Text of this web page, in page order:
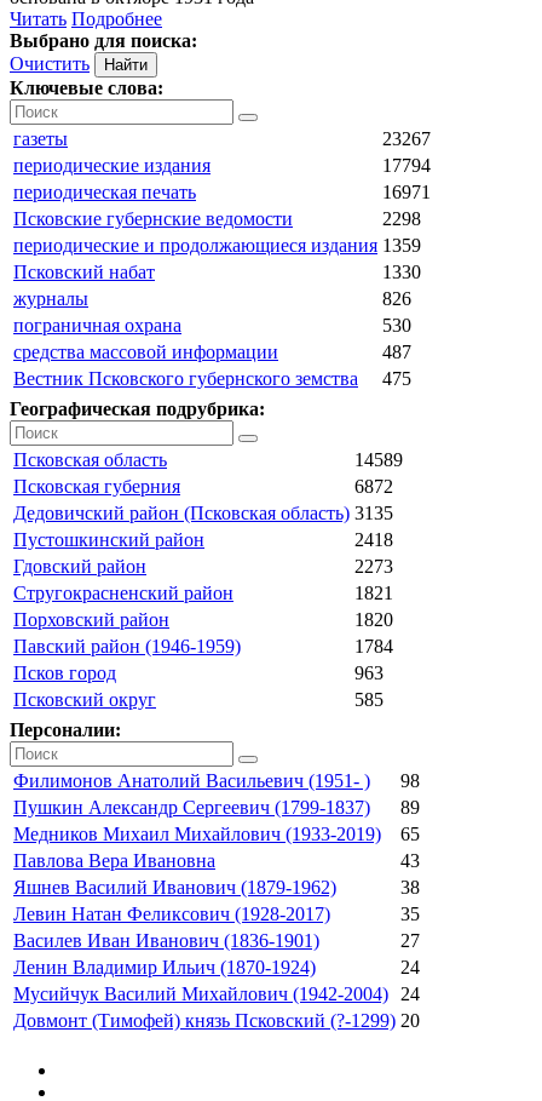
Читать Подробнее
Выбрано для поиска:
Очистить
Ключевые слова:
газеты
23267
периодические издания
17794
периодическая печать
16971
Псковские губернские ведомости
2298
периодические и продолжающиеся издания 1359
Псковский набат
1330
журналы
826
пограничная охрана
530
средства массовой информации
487
Вестник Псковского губернского земства
475
Географическая подрубрика:
Псковская область
14589
Псковская губерния
6872
Дедовичский район (Псковская область) 3135
Пустошкинский район
2418
Гдовский район
2273
Стругокрасненский район
1821
Порховский район
1820
Павский район (1946-1959)
1784
Псков город
963
Псковский округ
585
Персоналии:
Филимонов Анатолий Васильевич (1951- )
98
Пушкин Александр Сергеевич (1799-1837)
89
Медников Михаил Михайлович (1933-2019)
65
Павлова Вера Ивановна
43
Яшнев Василий Иванович (1879-1962)
38
Левин Натан Феликсович (1928-2017)
35
Василев Иван Иванович (1836-1901)
27
Ленин Владимир Ильич (1870-1924)
24
Мусийчук Василий Михайлович (1942-2004)
24
Довмонт (Тимофей) князь Псковский (?-1299) 20